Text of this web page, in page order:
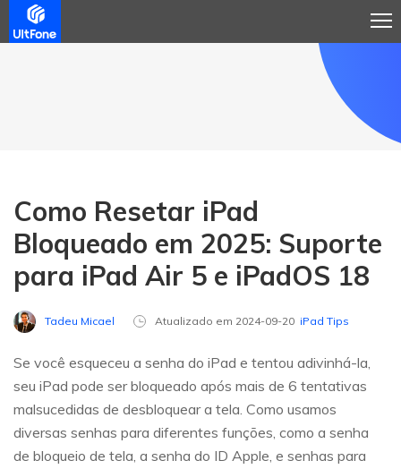
Como Resetar iPad
Bloqueado em 2025: Suporte
para iPad Air 5 e iPadOS 18
Tadeu Micael Atualizado em 2024-09-20 iPad Tips
Se você esqueceu a senha do iPad e tentou adivinhá-la,
seu iPad pode ser bloqueado após mais de 6 tentativas
malsucedidas de desbloquear a tela. Como usamos
diversas senhas para diferentes funções, como a senha
de bloqueio de tela, a senha do ID Apple, e senhas para